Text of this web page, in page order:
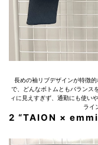
長めの袖リブデザインが特徴
で、どんなボトムともバランス
ィに見えすぎず、通勤にも使い
ライ
2 “TAION ×